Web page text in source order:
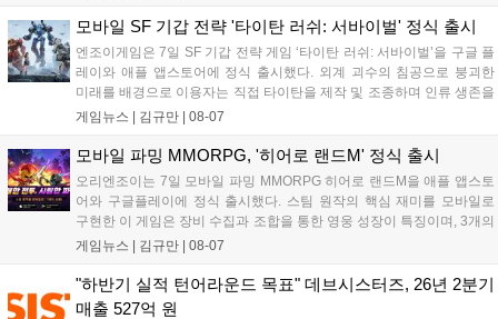
의 오만으로 균열이...
모바일 SF 기갑 전략 '타이탄 러쉬: 서바이벌' 정식 출시
엔조이게임은 7일 SF 기갑 전략 게임 ‘타이탄 러쉬: 서바이벌’을 구글 플
레이와 애플 앱스토어에 정식 출시했다. 외계 괴수의 침공으로 붕괴한
미래를 배경으로 이용자는 직접 타이탄을 제작 및 조종하며 인류 생존을
위한 전투를 펼친다. 지휘관 모집, 피난처 운영, 연맹 협동 콘텐츠가 특징
지원 보상을 제공한다. 상세 내용은 공식 커뮤니티에서 확인 가능하다....
게임뉴스 | 김규만 | 08-07
모바일 파밍 MMORPG, '히어로 랜드M' 정식 출시
오리엔조이는 7일 모바일 파밍 MMORPG 히어로 랜드M을 애플 앱스토
어와 구글플레이에 정식 출시했다. 스팀 원작의 핵심 재미를 모바일로
구현한 이 게임은 장비 수집과 조합을 통한 영웅 성장이 특징이며, 3개의
무기 스킬을 활용한 전략적 전투와 길드전 등 다양한 콘텐츠를 제공한
혜택을 지급하며, 상세 내용은 공식 라운지에서 확인할 수 있다. 이용자
는 게임 접속 및 주요 콘텐츠 플레이를 통해 성장을 지원받을 수 있다....
게임뉴스 | 김규만 | 08-07
"하반기 실적 턴어라운드 목표" 데브시스터즈, 26년 2분기
매출 527억 원